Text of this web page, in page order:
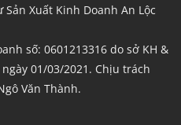
Sản Xuất Kinh Doanh An Lộc
số: 0601213316 do sở KH &
01/03/2021. Chịu trách
Văn Thành.